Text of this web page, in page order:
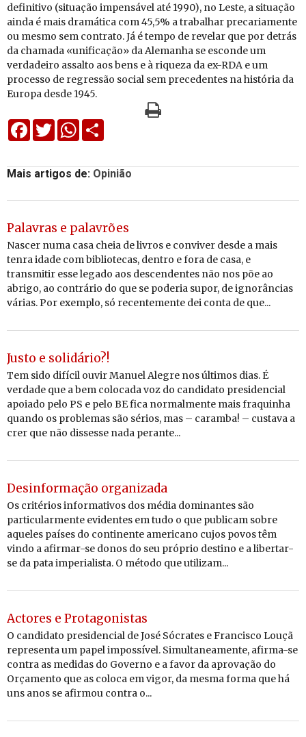
de­fi­ni­tivo (si­tu­ação im­pen­sável até 1990), no Leste, a si­tu­ação
ainda é mais dra­má­tica com 45,5% a tra­ba­lhar pre­ca­ri­a­mente
ou mesmo sem con­trato. Já é tempo de re­velar que por de­trás
da cha­mada «uni­fi­cação» da Ale­manha se es­conde um
ver­da­deiro as­salto aos bens e à ri­queza da ex-RDA e um
pro­cesso de re­gressão so­cial sem pre­ce­dentes na his­tória da
Eu­ropa desde 1945.
Facebook
Twitter WhatsApp
Mais artigos de: Opinião
Palavras e palavrões
Nascer numa casa cheia de livros e conviver desde a mais
tenra idade com bibliotecas, dentro e fora de casa, e
transmitir esse legado aos descendentes não nos põe ao
abrigo, ao contrário do que se poderia supor, de ignorâncias
várias. Por exemplo, só recentemente dei conta de que...
Justo e solidário?!
Tem sido difícil ouvir Manuel Alegre nos últimos dias. É
verdade que a bem colocada voz do candidato presidencial
apoiado pelo PS e pelo BE fica normalmente mais fraquinha
quando os problemas são sérios, mas – caramba! – custava a
crer que não dissesse nada perante...
Desinformação organizada
Os critérios informativos dos média dominantes são
particularmente evidentes em tudo o que publicam sobre
aqueles países do continente americano cujos povos têm
vindo a afirmar-se donos do seu próprio destino e a libertar-
se da pata imperialista. O método que utilizam...
Actores e Protagonistas
O candidato presidencial de José Sócrates e Francisco Louçã
representa um papel impossível. Simultaneamente, afirma-se
contra as medidas do Governo e a favor da aprovação do
Orçamento que as coloca em vigor, da mesma forma que há
uns anos se afirmou contra o...